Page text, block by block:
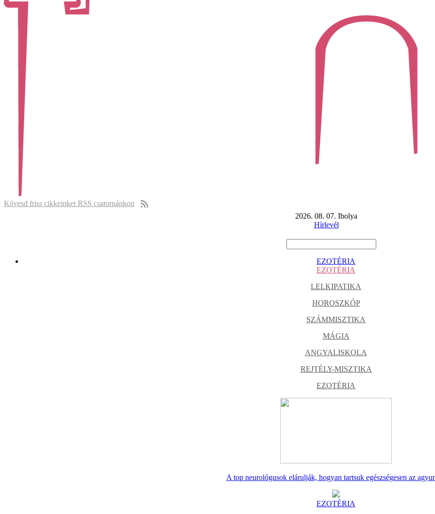
Kövesd friss cikkeinket RSS csatornánkon
2026. 08. 07. Ibolya
Hírlevél
EZOTÉRIA
EZOTÉRIA
LELKIPATIKA
HOROSZKÓP
SZÁMMISZTIKA
MÁGIA
ANGYALISKOLA
REJTÉLY-MISZTIKA
EZOTÉRIA
A top neurológusok elárulják, hogyan tartsuk egészségesen az
EZOTÉRIA